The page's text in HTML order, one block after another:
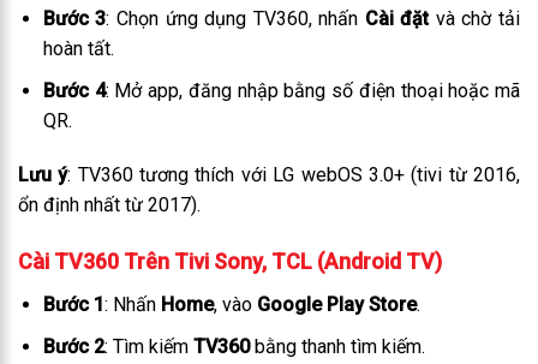
Bước 3: Chọn ứng dụng TV360, nhấn Cài đặtvà chờ tải
hoàn tất.
Bước 4: Mở app, đăng nhập bằng số điện thoại hoặc mã
QR.
Lưu ý: TV360 tương thích với LG webOS 3.0+ (tivi từ 2016,
ổn định nhất từ 2017).
Cài TV360 Trên Tivi Sony, TCL (Android TV)
Bước 1 : Nhấn Home, vào Google Play Store.
Bước 2: Tìm kiếm TV360bằng thanh tìm kiếm.